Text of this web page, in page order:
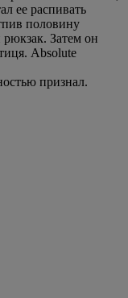
ее распивать
половину
Затем он
Absolute
признал.